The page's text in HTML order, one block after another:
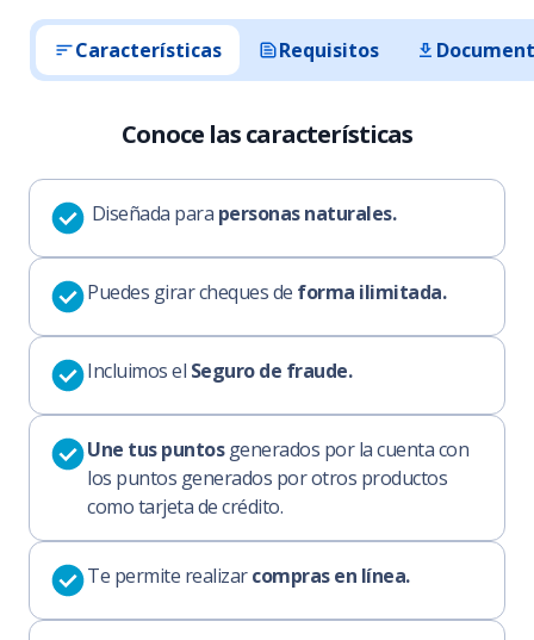
Características Requisitos
Conoce las características
Diseñada para personas naturales.
Puedes girar cheques de forma ilimitada.
Incluimos el Seguro de fraude.
Une tus puntosgenerados por la cuenta con
los puntos generados por otros productos
como tarjeta de crédito.
Te permite realizarcompras en línea.